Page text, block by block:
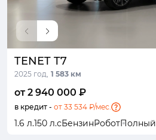
TENET T7
2025 год, 1 583 км
от 2 940 000 ₽
в кредит - от 33 534 ₽/мес.
1.6 л.150 л.сБензинРоботПолный